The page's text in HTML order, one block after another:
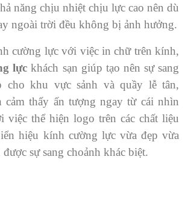
năng chịu nhiệt chịu lực cao nên dù
ngoài trời đều không bị ảnh hưởng.
cường lực với việc in chữ trên kính,
lực khách sạn giúp tạo nên sự sang
cho khu vực sảnh và quầy lễ tân,
cảm thấy ấn tượng ngay từ cái nhìn
việc thể hiện logo trên các chất liệu
hiệu kính cường lực vừa đẹp vừa
sự sang choảnh khác biệt.